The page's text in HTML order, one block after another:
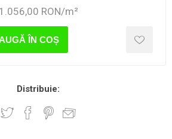
1.056,00 RON/m²
ÎN COȘ
Distribuie: